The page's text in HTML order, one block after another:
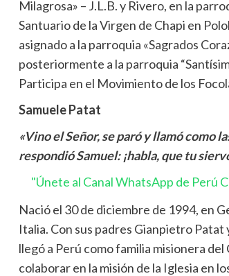
Milagrosa» – J.L.B. y Rivero, en la
Santuario de la Virgen de Chapi en
asignado a la parroquia «Sagrados
posteriormente a la parroquia
Participa en el Movimiento de los
Samuele Patat
«Vino el Señor, se paró y llamó como
respondió Samuel: ¡habla, que tu
"Únete al Canal WhatsApp de Perú
Nació el 30 de diciembre de 1994, en
Italia. Con sus padres Gianpietro
llegó a Perú como familia misionera
colaborar en la misión de la Iglesia en